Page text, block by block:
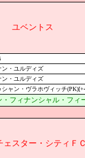
ユベントス
ン・ユルディズ
ン・ユルディズ
シャン・ヴラホヴィッチ
・フィナンシャル・フィ
ェスター・シティＦＣ